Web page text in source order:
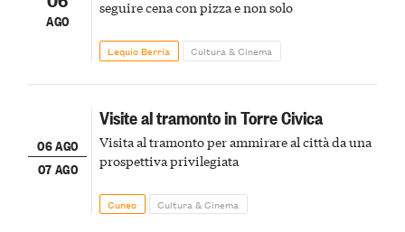
AGO
seguire cena con pizza e non solo
Lequio Berria Cultura & Cinema
06 AGO
07 AGO
Visite al tramonto in Torre Civica
Visita al tramonto per ammirare al città da una
prospettiva privilegiata
Cuneo Cultura & Cinema